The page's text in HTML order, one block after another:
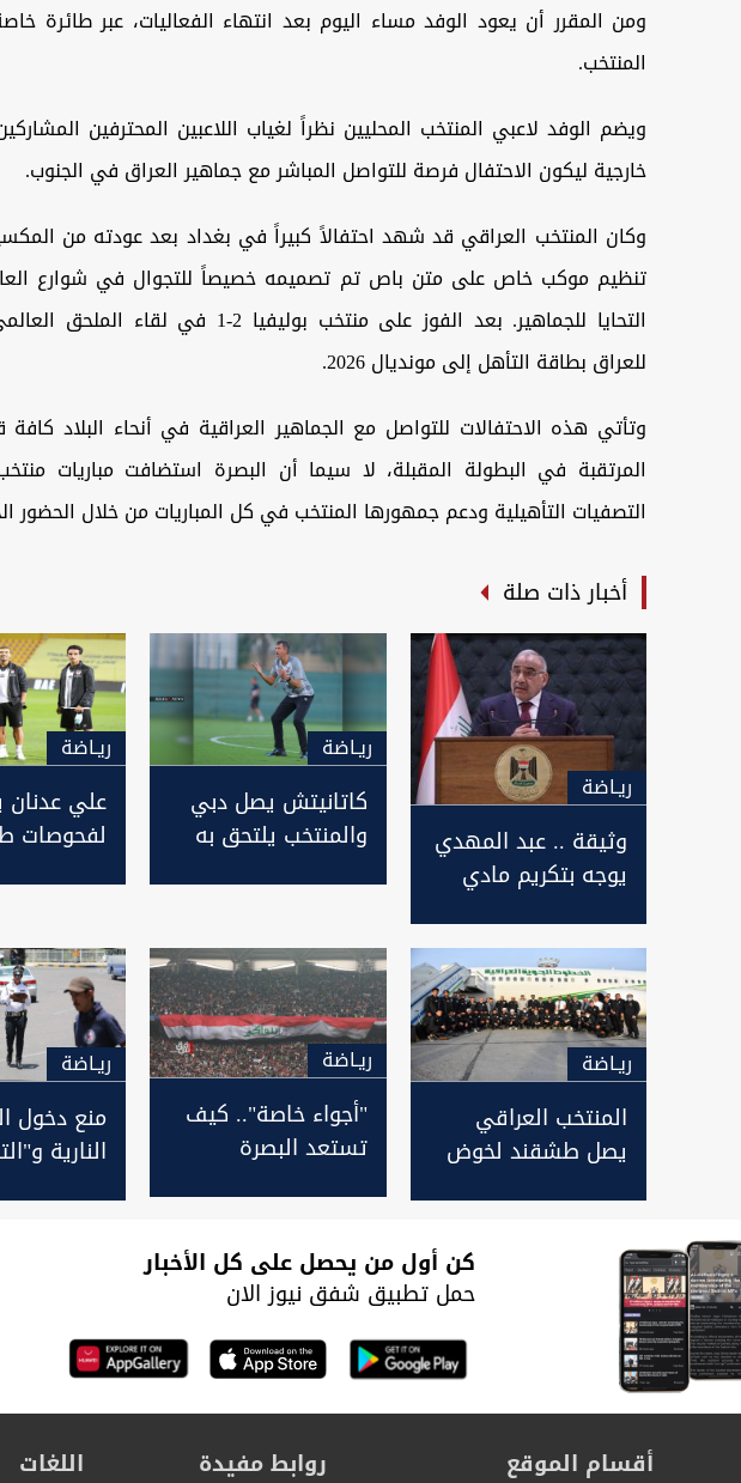
ومن المقرر أن يعود الوفد مساء اليوم بعد انتهاء الفعاليات، عبر طائرة
المنتخب.
ويضم الوفد لاعبي المنتخب المحليين نظراً لغياب اللاعبين المحترفين
خارجية ليكون الاحتفال فرصة للتواصل المباشر مع جماهير العراق في الجنوب.
وكان المنتخب العراقي قد شهد احتفالاً كبيراً في بغداد بعد عودته من
تنظيم موكب خاص على متن باص تم تصميمه خصيصاً للتجوال في شوارع
التحايا للجماهير. بعد الفوز على منتخب بوليفيا 2-1
للعراق بطاقة التأهل إلى مونديال 2026.
وتأتي هذه الاحتفالات للتواصل مع الجماهير العراقية في أنحاء البلاد
المرتقبة في البطولة المقبلة، لا سيما أن البصرة استضافت مباريات
التصفيات التأهيلية ودعم جمهورها المنتخب في كل المباريات من خلال الحضور
أخبار ذات صلة
ريـاضة
وثيقة .. عبد المهدي
يوجه بتكريم مادي
العراقي وكادره
الفني
ريـاضة
كاتانيتش يصل دبي
والمنتخب يلتحق به
ريـاضة
علي
لفحوصات
ريـاضة
المنتخب العراقي
يصل طشقند لخوض
ريـاضة
"أجواء خاصة".. كيف
تستعد البصرة
ريـاضة
منع دخول
النارية
كن أول من يحصل على كل الأخبار
حمل تطبيق شفق نيوز الان
أقسام الموقع
روابط مفيدة
اللغات